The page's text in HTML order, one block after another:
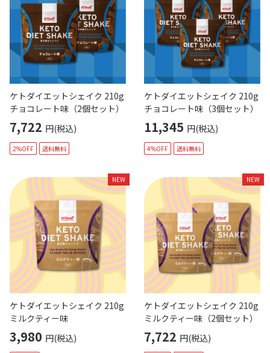
ケトダイエットシェイク 210g
チョコレート味（2個セット）
7,722 円(税込)
2%OFF 送料無料
ケトダイエットシェイク 210g
チョコレート味（3個セット）
11,345 円(税込)
4%OFF 送料無料
NEW
ケトダイエットシェイク 210g
ミルクティー味
3,980 円(税込)
NEW
ケトダイエットシェイク 210g
ミルクティー味（2個セット）
7,722 円(税込)